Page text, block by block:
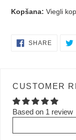
Kopšana: Viegli
SHARESHARE
CUSTOMER
Based on 1 review